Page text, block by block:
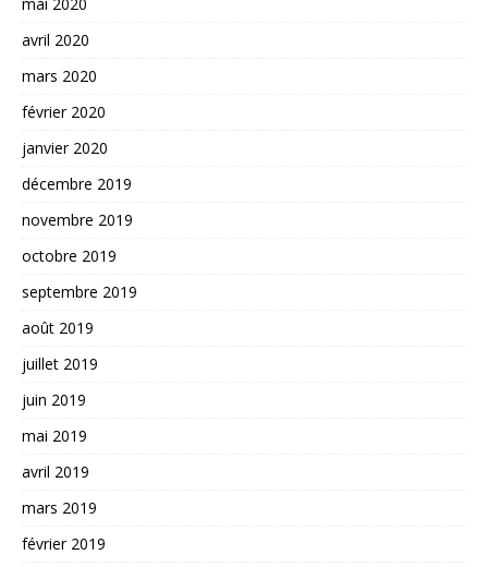
avril 2020
mars 2020
février 2020
janvier 2020
décembre 2019
novembre 2019
octobre 2019
septembre 2019
août 2019
juillet 2019
juin 2019
mai 2019
avril 2019
mars 2019
février 2019